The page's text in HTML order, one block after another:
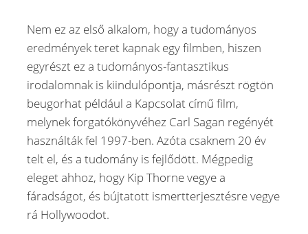
Nem ez az első alkalom, hogy a tudományos
eredmények teret kapnak egy filmben, hiszen
egyrészt ez a tudományos-fantasztikus
irodalomnak is kiindulópontja, másrészt rögtön
beugorhat például a Kapcsolat című film,
melynek forgatókönyvéhez Carl Sagan regényét
használták fel 1997-ben. Azóta csaknem 20 év
telt el, és a tudomány is fejlődött. Mégpedig
eleget ahhoz, hogy Kip Thorne vegye a
fáradságot, és bújtatott ismertterjesztésre vegye
rá Hollywoodot.